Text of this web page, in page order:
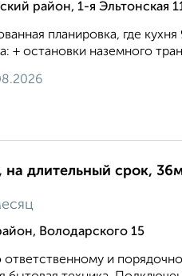
район, 1-я Эльтонская
планировка, где
+ остановки наземного
на длительный срок,
Володарского 15
и